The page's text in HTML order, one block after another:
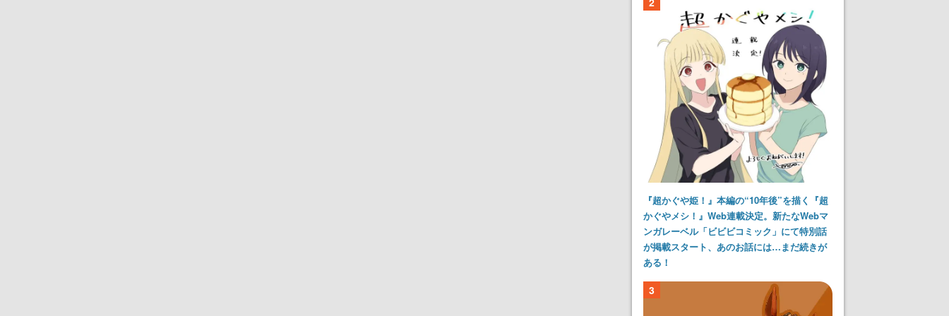
『超かぐや姫！』本編の“10年後”を描く『超
かぐやメシ！』Web連載決定。新たなWebマ
ンガレーベル「ビビビコミック」にて特別話
が掲載スタート、あのお話には…まだ続きが
ある！
3